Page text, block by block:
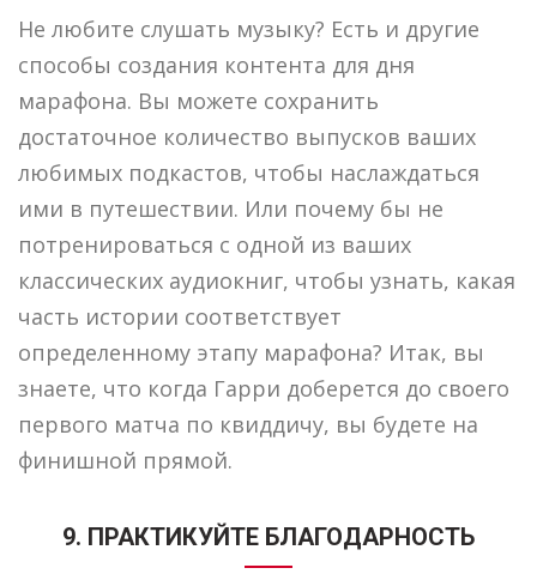
Не любите слушать музыку? Есть и другие
способы создания контента для дня
марафона. Вы можете сохранить
достаточное количество выпусков ваших
любимых подкастов, чтобы наслаждаться
ими в путешествии. Или почему бы не
потренироваться с одной из ваших
классических аудиокниг, чтобы узнать, какая
часть истории соответствует
определенному этапу марафона? Итак, вы
знаете, что когда Гарри доберется до своего
первого матча по квиддичу, вы будете на
финишной прямой.
9. ПРАКТИКУЙТЕ БЛАГОДАРНОСТЬ